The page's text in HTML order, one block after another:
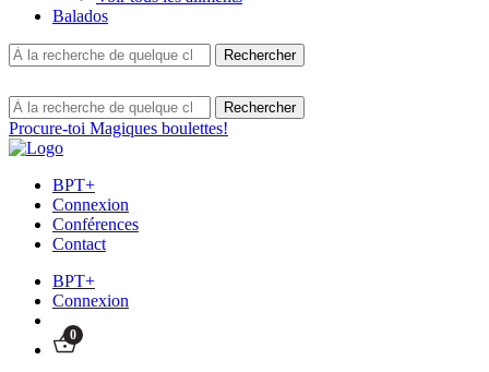
Balados
Procure-toi Magiques boulettes!
BPT+
Connexion
Conférences
Contact
BPT+
Connexion
0